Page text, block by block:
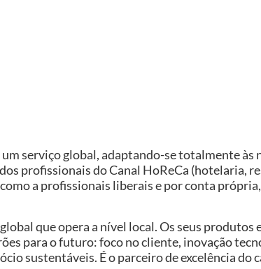
serviço global, adaptando-se totalmente às
profissionais do Canal HoReCa (hotelaria,
a profissionais liberais e por conta
que opera a nível local. Os seus produtos
para o futuro: foco no cliente, inovação
sustentáveis. É o parceiro de excelência do